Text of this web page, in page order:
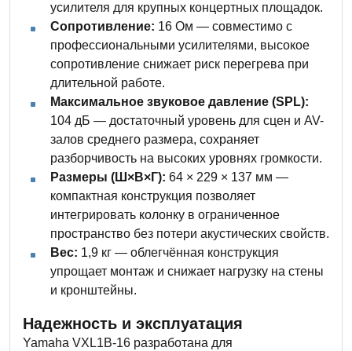
усилителя для крупных концертных площадок.
Сопротивление: 16 Ом — совместимо с
профессиональными усилителями, высокое
сопротивление снижает риск перегрева при
длительной работе.
Максимальное звуковое давление (SPL):
104 дБ — достаточный уровень для сцен и AV-
залов среднего размера, сохраняет
разборчивость на высоких уровнях громкости.
Размеры (Ш×В×Г): 64 × 229 × 137 мм —
компактная конструкция позволяет
интегрировать колонку в ограниченное
пространство без потери акустических свойств.
Вес: 1,9 кг — облегчённая конструкция
упрощает монтаж и снижает нагрузку на стены
и кронштейны.
Надежность и эксплуатация
Yamaha VXL1B-16 разработана для